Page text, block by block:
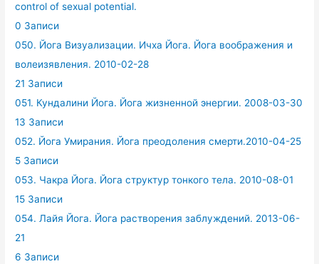
control of sexual potential.
0 Записи
050. Йога Визуализации. Ичха Йога. Йога воображения и
волеизявления. 2010-02-28
21 Записи
051. Кундалини Йога. Йога жизненной энергии. 2008-03-30
13 Записи
052. Йога Умирания. Йога преодоления смерти.2010-04-25
5 Записи
053. Чакра Йога. Йога структур тонкого тела. 2010-08-01
15 Записи
054. Лайя Йога. Йога растворения заблуждений. 2013-06-
21
6 Записи